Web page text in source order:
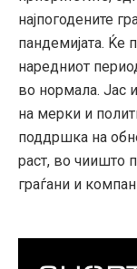
најпогодените
пандемијата. Ќе
наредниот
во нормала. Јас
на мерки и
поддршка на
раст, во чиишто
граѓани и